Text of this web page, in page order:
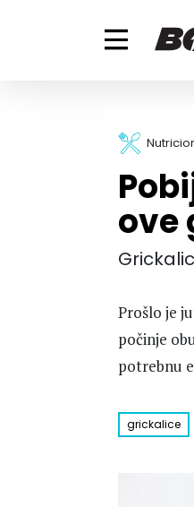
ove
Prošlo je
počinje
potrebnu
grickalice